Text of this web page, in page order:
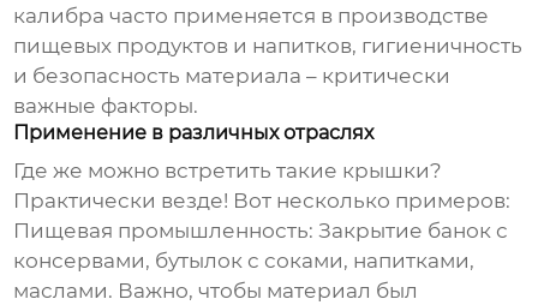
калибра часто применяется в производстве
пищевых продуктов и напитков, гигиеничность
и безопасность материала – критически
важные факторы.
Применение в различных отраслях
Где же можно встретить такие крышки?
Практически везде! Вот несколько примеров:
Пищевая промышленность: Закрытие банок с
консервами, бутылок с соками, напитками,
маслами. Важно, чтобы материал был